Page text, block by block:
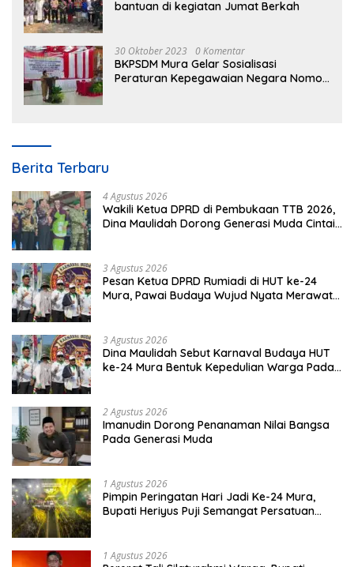
bantuan di kegiatan Jumat Berkah
30 Oktober 2023 0 Komentar
BKPSDM Mura Gelar Sosialisasi
Peraturan Kepegawaian Negara Nomor
Berita Terbaru
4 Agustus 2026
Wakili Ketua DPRD di Pembukaan TTB 2026,
Dina Maulidah Dorong Generasi Muda Cintai
3 Agustus 2026
Pesan Ketua DPRD Rumiadi di HUT ke-24
Mura, Pawai Budaya Wujud Nyata Merawat
3 Agustus 2026
Dina Maulidah Sebut Karnaval Budaya HUT
ke-24 Mura Bentuk Kepedulian Warga Pada
2 Agustus 2026
Imanudin Dorong Penanaman Nilai Bangsa
Pada Generasi Muda
1 Agustus 2026
Pimpin Peringatan Hari Jadi Ke-24 Mura,
Bupati Heriyus Puji Semangat Persatuan
1 Agustus 2026